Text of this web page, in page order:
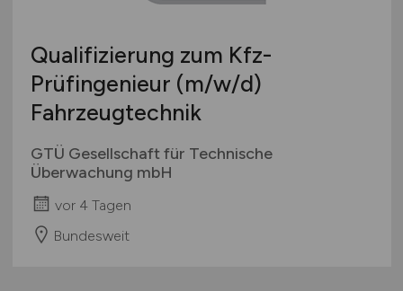
Qualifizierung zum Kfz-
Prüfingenieur (m/w/d)
Fahrzeugtechnik
GTÜ Gesellschaft für Technische
Überwachung mbH
vor 4 Tagen
Bundesweit